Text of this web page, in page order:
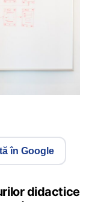
în Google
didactice